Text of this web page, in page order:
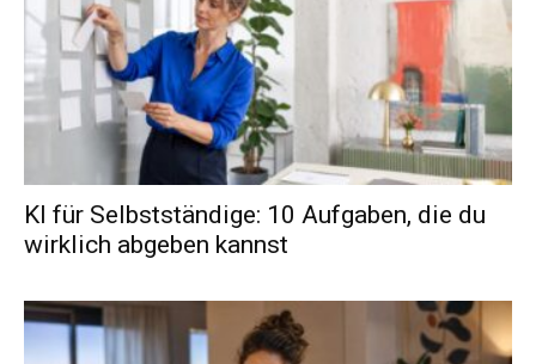
KI für Selbstständige: 10 Aufgaben, die du
wirklich abgeben kannst